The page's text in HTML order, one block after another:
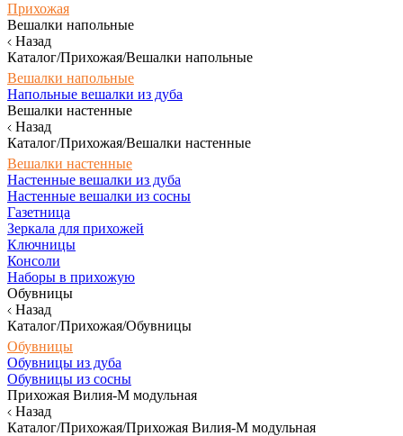
Прихожая
Вешалки напольные
Назад
Каталог/Прихожая/Вешалки напольные
Вешалки напольные
Напольные вешалки из дуба
Вешалки настенные
Назад
Каталог/Прихожая/Вешалки настенные
Вешалки настенные
Настенные вешалки из дуба
Настенные вешалки из сосны
Газетница
Зеркала для прихожей
Ключницы
Консоли
Наборы в прихожую
Обувницы
Назад
Каталог/Прихожая/Обувницы
Обувницы
Обувницы из дуба
Обувницы из сосны
Прихожая Вилия-М модульная
Назад
Каталог/Прихожая/Прихожая Вилия-М модульная